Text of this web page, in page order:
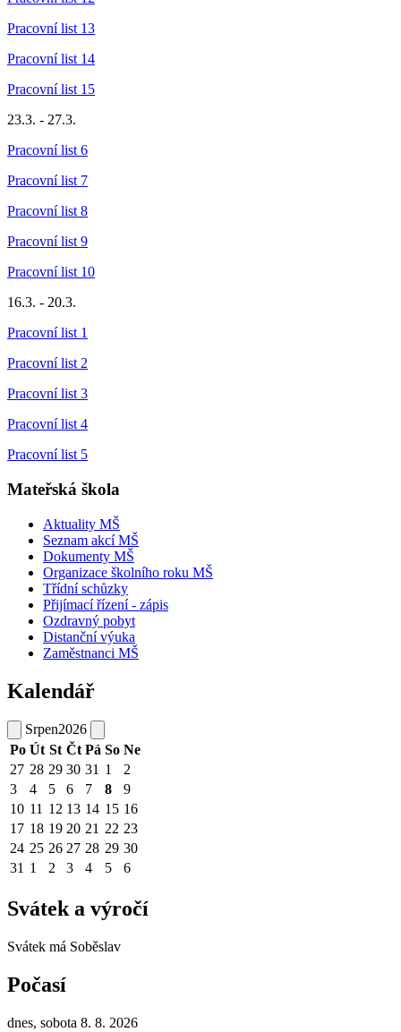
Pracovní list 13
Pracovní list 14
Pracovní list 15
23.3. - 27.3.
Pracovní list 6
Pracovní list 7
Pracovní list 8
Pracovní list 9
Pracovní list 10
16.3. - 20.3.
Pracovní list 1
Pracovní list 2
Pracovní list 3
Pracovní list 4
Pracovní list 5
Mateřská škola
Aktuality MŠ
Seznam akcí MŠ
Dokumenty MŠ
Organizace školního roku MŠ
Třídní schůzky
Přijímací řízení - zápis
Ozdravný pobyt
Distanční výuka
Zaměstnanci MŠ
Kalendář
Srpen2026
Po Út St Čt Pá So Ne
27 28 29 30 31 1
2
3
4 5 6 7 8
9
10 11 12 13 14 15 16
17 18 19 20 21 22 23
24 25 26 27 28 29 30
31 1 2 3 4 5 6
Svátek a výročí
Svátek má Soběslav
Počasí
dnes, sobota 8. 8. 2026